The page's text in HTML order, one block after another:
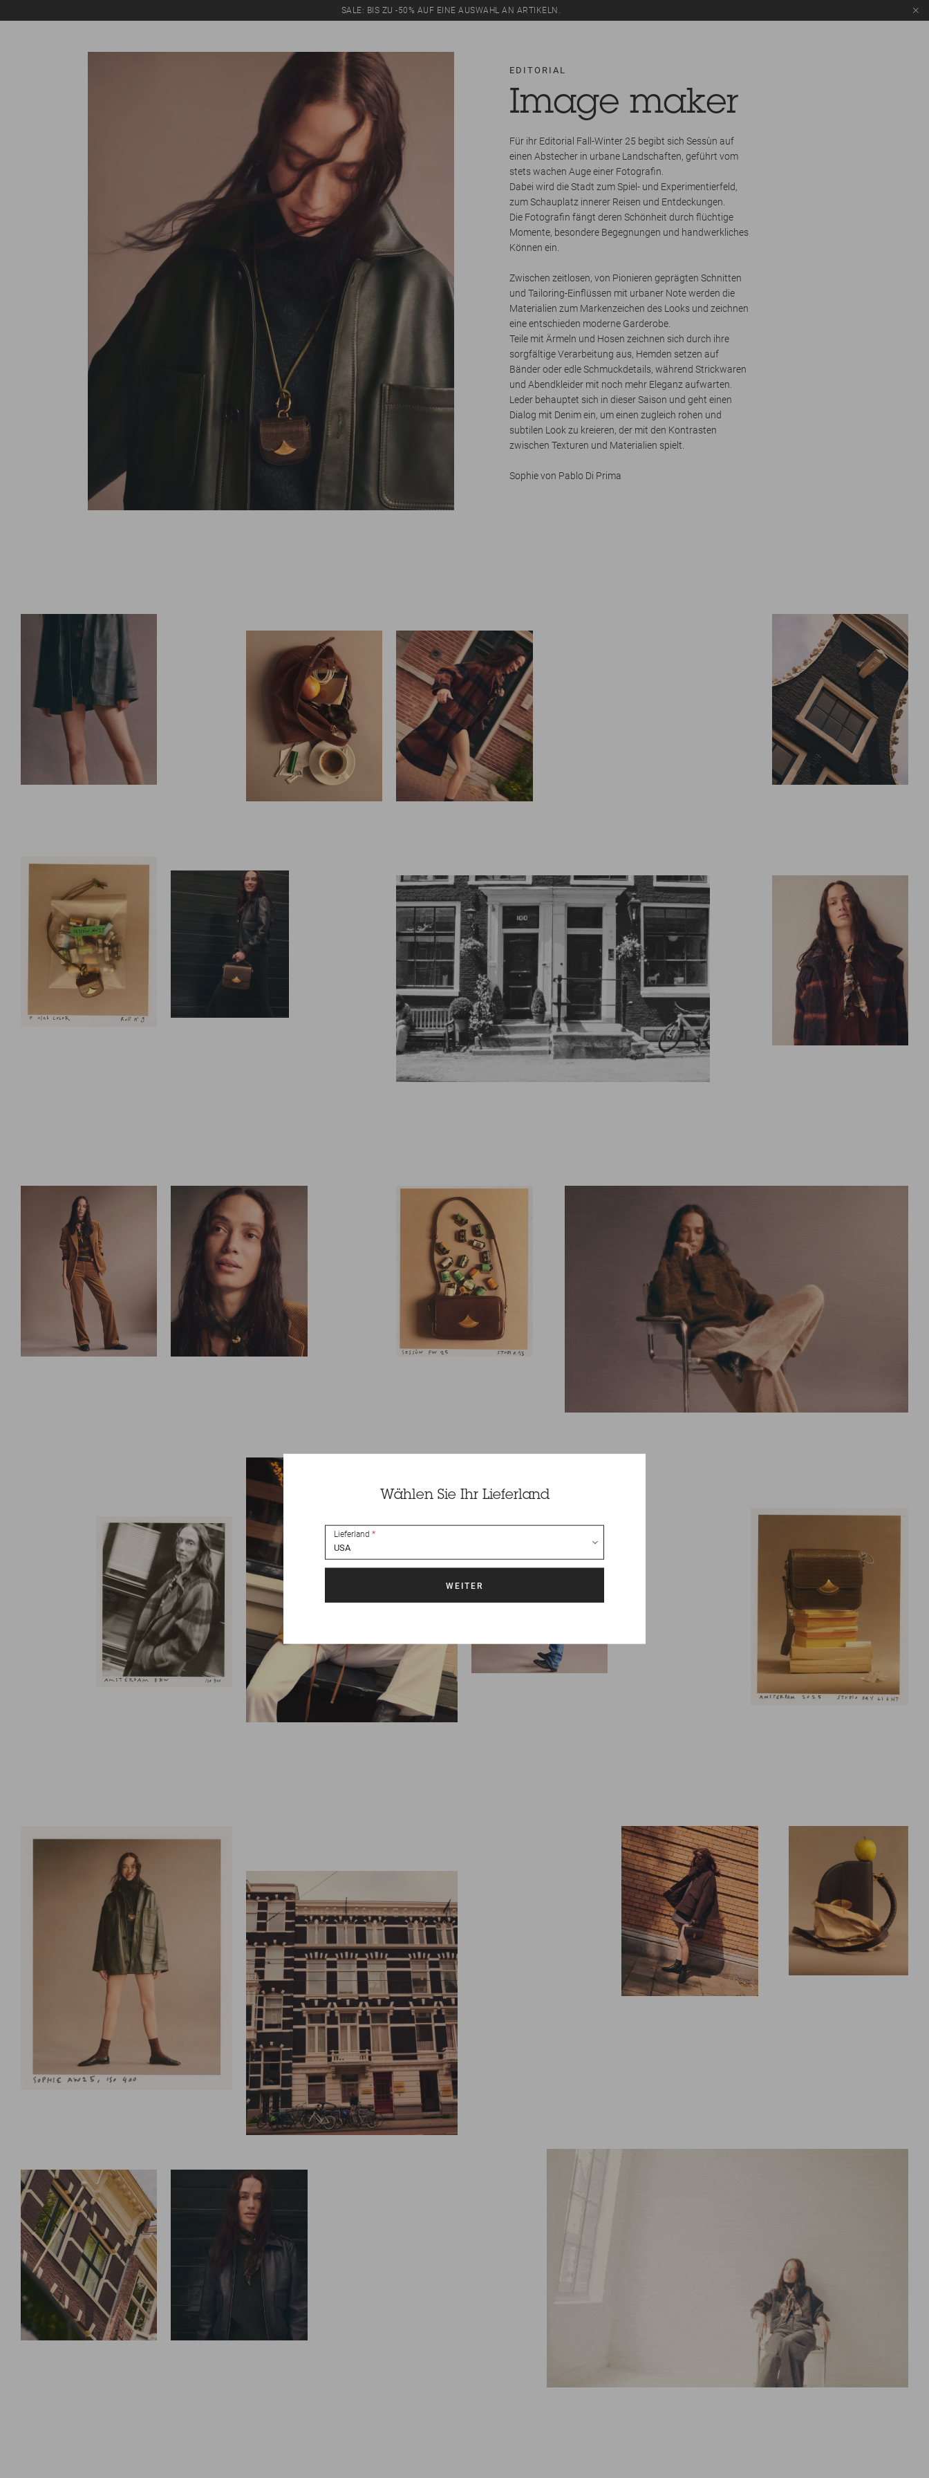
SALE: BIS ZU -50% AUF EINE AUSWAHL AN ARTIKELN.
EDITORIAL
Image maker
Für ihr Editorial Fall-Winter 25 begibt sich Sessùn auf
einen Abstecher in urbane Landschaften, geführt vom
stets wachen Auge einer Fotografin.
Dabei wird die Stadt zum Spiel- und Experimentierfeld,
zum Schauplatz innerer Reisen und Entdeckungen.
Die Fotografin fängt deren Schönheit durch flüchtige
Momente, besondere Begegnungen und handwerkliches
Können ein.
Zwischen zeitlosen, von Pionieren geprägten Schnitten
und Tailoring-Einflüssen mit urbaner Note werden die
Materialien zum Markenzeichen des Looks und zeichnen
eine entschieden moderne Garderobe.
Teile mit Ärmeln und Hosen zeichnen sich durch ihre
sorgfältige Verarbeitung aus, Hemden setzen auf
Bänder oder edle Schmuckdetails, während Strickwaren
und Abendkleider mit noch mehr Eleganz aufwarten.
Leder behauptet sich in dieser Saison und geht einen
Dialog mit Denim ein, um einen zugleich rohen und
subtilen Look zu kreieren, der mit den Kontrasten
zwischen Texturen und Materialien spielt.
Sophie von Pablo Di Prima
Wählen Sie Ihr Lieferland
Lieferland